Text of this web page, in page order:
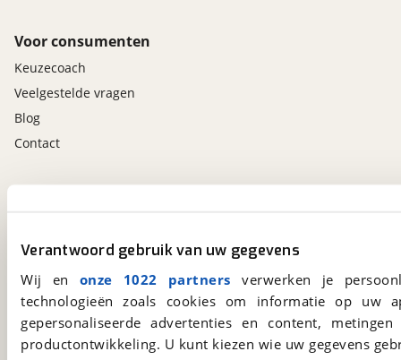
Verantwoord gebruik van uw gegevens
Wij en onze 1022 partners verwerken je
technologieën zoals cookies om informatie op
gepersonaliseerde advertenties en content,
productontwikkeling. U kunt kiezen wie uw gegevens
Voor consumenten
Keuzecoach
Veelgestelde vragen
Blog
Contact
viaBOVAG.nl
Kosterijland
3981 AJBunnik
Download 'm nu.